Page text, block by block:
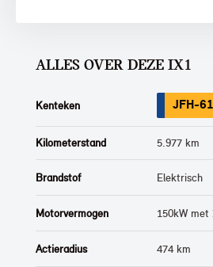
ALLES OVER DEZE IX1
Kenteken JFH-
Kilometerstand 5.977 km
Brandstof Elektrisch
Motorvermogen 150kW met
Actieradius 474 km